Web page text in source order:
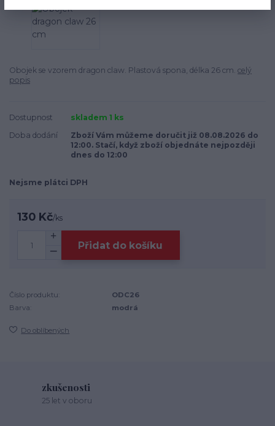
Obojek se vzorem dragon claw. Plastová spona, délka 26 cm. celý
popis
Dostupnost
skladem 1 ks
Doba dodání
Zboží Vám můžeme doručit již 08.08.2026 do
12:00. Stačí, když zboží objednáte nejpozději
dnes do 12:00
Nejsme plátci DPH
130 Kč/ks
Přidat do košíku
Číslo produktu:
ODC26
Barva:
modrá
Do oblíbených
zkušenosti
25 let v oboru